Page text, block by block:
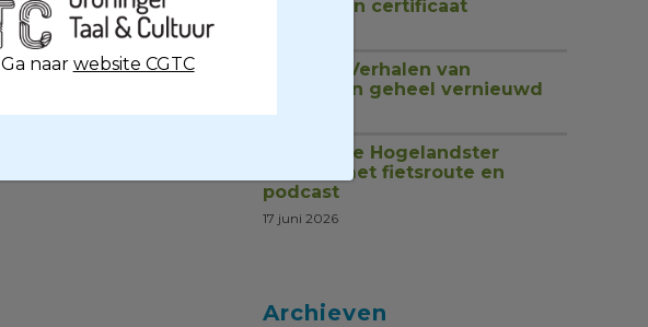
ontvangen certificaat
Website Verhalen van
Groningen geheel vernieuwd
17 juni 2026
Ontdek de Hogelandster
molens met fietsroute en
podcast
17 juni 2026
Archieven
Ga naar website CGTC